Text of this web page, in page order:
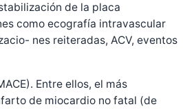
de la placa
como ecografía intravascular
nes reiteradas, ACV, eventos
Entre ellos, el más
de miocardio no fatal (de